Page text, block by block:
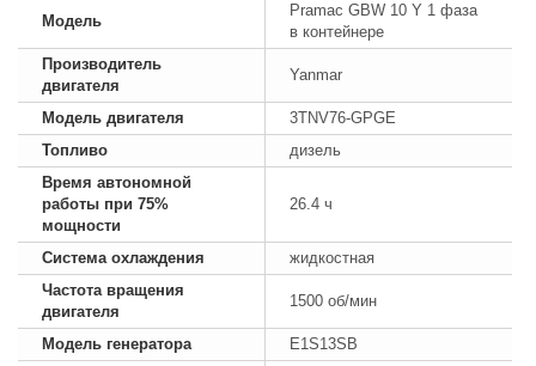
Модель
Pramac GBW 10 Y 1 фаза
в контейнере
Производитель
двигателя
Yanmar
Модель двигателя
3TNV76-GPGE
Топливо
дизель
Время автономной
работы при 75%
мощности
26.4 ч
Система охлаждения
жидкостная
Частота вращения
двигателя
1500 об/мин
Модель генератора
E1S13SB